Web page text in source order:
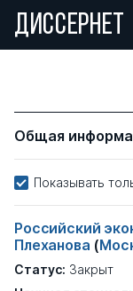
ДИССЕРНЕТ
Общая
Показывать
Российский
Плеханова (
Статус: Закрыт